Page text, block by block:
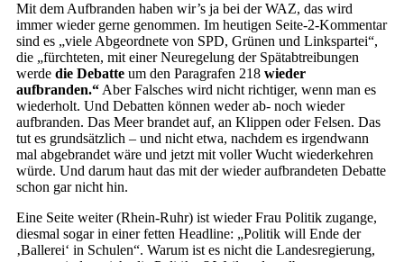
Mit dem Aufbranden haben wir’s ja bei der WAZ, das wird
immer wieder gerne genommen. Im heutigen Seite-2-Kommentar
sind es „viele Abgeordnete von SPD, Grünen und Linkspartei“,
die „fürchteten, mit einer Neuregelung der Spätabtreibungen
werde die Debatte um den Paragrafen 218 wieder
aufbranden.“ Aber Falsches wird nicht richtiger, wenn man es
wiederholt. Und Debatten können weder ab- noch wieder
aufbranden. Das Meer brandet auf, an Klippen oder Felsen. Das
tut es grundsätzlich – und nicht etwa, nachdem es irgendwann
mal abgebrandet wäre und jetzt mit voller Wucht wiederkehren
würde. Und darum haut das mit der wieder aufbrandeten Debatte
schon gar nicht hin.
Eine Seite weiter (Rhein-Ruhr) ist wieder Frau Politik zugange,
diesmal sogar in einer fetten Headline: „Politik will Ende der
‚Ballerei‘ in Schulen“. Warum ist es nicht die Landesregierung,